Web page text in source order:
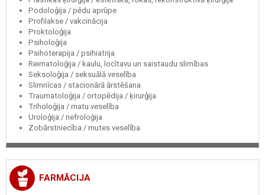
Podoloģija / pēdu aprūpe
Profilakse / vakcinācija
Proktoloģija
Psiholoģija
Psihoterapija / psihiatrija
Reimatoloģija / kaulu, locītavu un saistaudu slimības
Seksoloģija / seksuālā veselība
Slimnīcas / stacionārā ārstēšana
Traumatoloģija / ortopēdija / ķirurģija
Triholoģija / matu veselība
Uroloģija / nefroloģija
Zobārstniecība / mutes veselība
FARMĀCIJA